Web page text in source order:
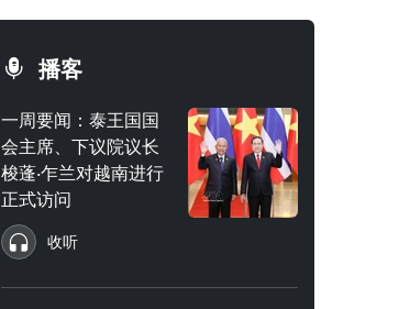
播客
一周要闻：泰王国国
会主席、下议院议长
梭蓬·乍兰对越南进行
正式访问
收听